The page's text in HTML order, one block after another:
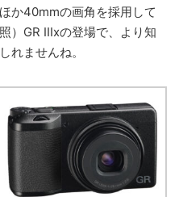
か40mmの画角を採用して
）GR IIIxの登場で、より知
れませんね。